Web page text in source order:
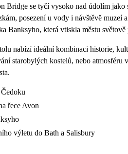
Bridge se tyčí vysoko nad údolím
posezení u vody i návštěvě muzeí
Banksyho, která vtiskla městu světově
nabízí ideální kombinaci historie,
starobylých kostelů, nebo
řece Avon
výletu do Bath a Salisbury